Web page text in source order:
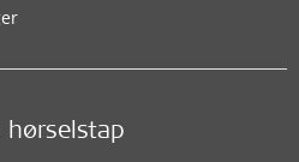
hørselstap